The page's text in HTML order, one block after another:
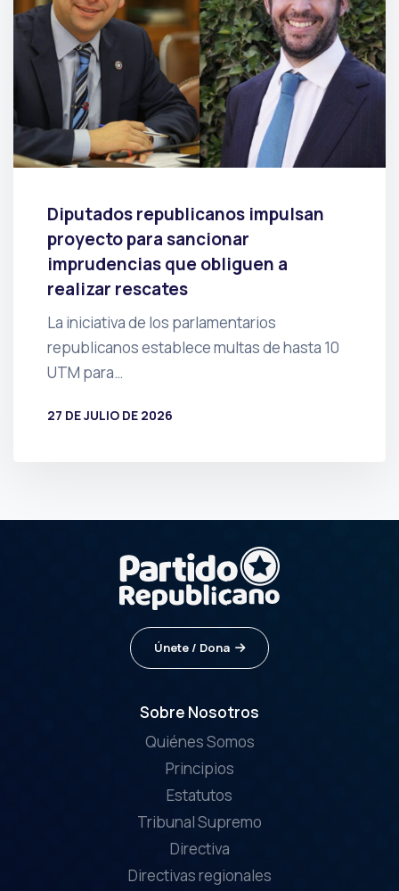
Diputados republicanos impulsan
proyecto para sancionar
imprudencias que obliguen a
realizar rescates
La iniciativa de los parlamentarios
republicanos establece multas de hasta 10
UTM para…
27 DE JULIO DE 2026
Únete / Dona
Sobre Nosotros
Quiénes Somos
Principios
Estatutos
Tribunal Supremo
Directiva
Directivas regionales